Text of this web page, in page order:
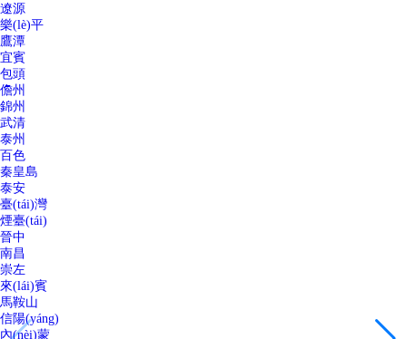
遼源
樂(lè)平
鷹潭
宜賓
包頭
儋州
錦州
武清
泰州
百色
秦皇島
泰安
臺(tái)灣
煙臺(tái)
晉中
南昌
崇左
來(lái)賓
馬鞍山
信陽(yáng)
內(nèi)蒙